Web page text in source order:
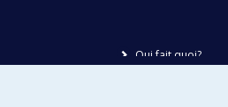
Qui fait quoi?